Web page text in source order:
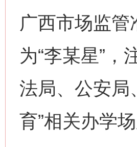
广西市场监
为“李某星”，
法局、公安局
育”相关办学场